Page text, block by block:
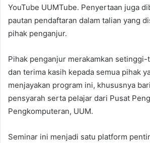
YouTube UUMTube. Penyertaan juga
pautan pendaftaran dalam talian yang
pihak penganjur.
Pihak penganjur merakamkan
dan terima kasih kepada semua pihak
menjayakan program ini, khususnya
pensyarah serta pelajar dari Pusat
Pengkomputeran, UUM.
Seminar ini menjadi satu platform